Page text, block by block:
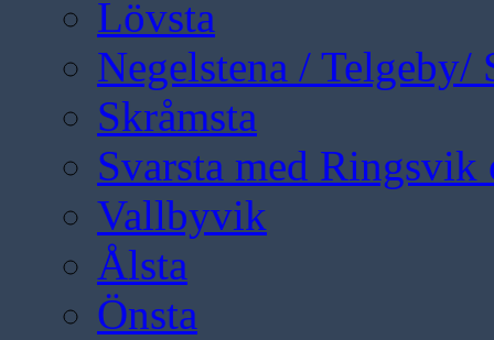
Lövsta
Negelstena / Telgeby/
Skråmsta
Svarsta med Ringsvik
Vallbyvik
Ålsta
Önsta